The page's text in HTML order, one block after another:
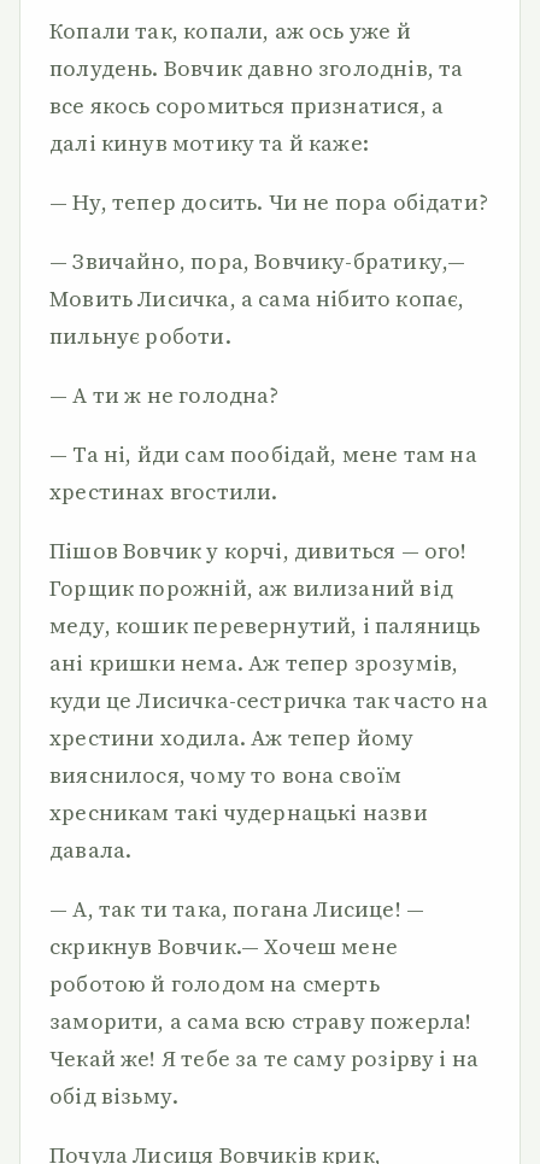
Копали так, копали, аж ось уже й
полудень. Вовчик давно зголоднів, та
все якось соромиться признатися, а
далі кинув мотику та й каже:
— Ну, тепер досить. Чи не пора обідати?
— Звичайно, пора, Вовчику-братику,—
Мовить Лисичка, а сама нібито копає,
пильнує роботи.
— А ти ж не голодна?
— Та ні, йди сам пообідай, мене там на
хрестинах вгостили.
Пішов Вовчик у корчі, дивиться — ого!
Горщик порожній, аж вилизаний від
меду, кошик перевернутий, і паляниць
ані кришки нема. Аж тепер зрозумів,
куди це Лисичка-сестричка так часто на
хрестини ходила. Аж тепер йому
вияснилося, чому то вона своїм
хресникам такі чудернацькі назви
давала.
— А, так ти така, погана Лисице! —
скрикнув Вовчик.— Хочеш мене
роботою й голодом на смерть
заморити, а сама всю страву пожерла!
Чекай же! Я тебе за те саму розірву і на
обід візьму.
Почула Лисиця Вовчиків крик,